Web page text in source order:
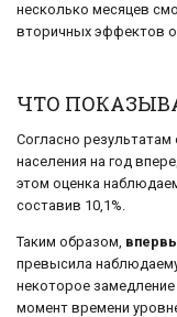
несколько месяцев
вторичных эффектов
ЧТО
Согласно
населения на год
этом оценка
составив 10,1%.
Таким образом,
превысила
некоторое
момент времени